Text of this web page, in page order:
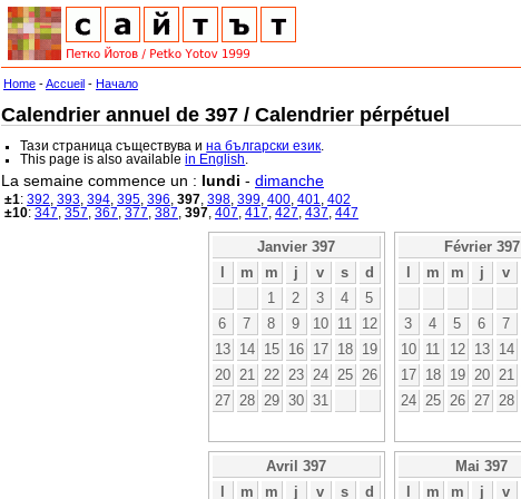
Home -Accueil - Начало
Calendrier annuel de 397 / Calendrier pérpétuel
Тази страница съществува ина български език
This page is also availablein English
La semaine commence un : lundi - dimanche
±1: 392 393 394 395 396 397 398 399 400 401
402
±10: 347 357 367 377 387 397 407 417 427 437 447
Janvier 397
l
m m j v s
d
1
2 3 4
5
6
7 8 9 10 11
12
13
14 15 16 17 18
19
20
21 22 23 24 25
26
27
28 29 30 31
Février 397
l
m m j v
3
4 5 6 7
10
11 12 13 14
17
18 19 20 21
24
25 26 27 28
Avril 397
l
m m j v s
d
Mai 397
l
m m j v